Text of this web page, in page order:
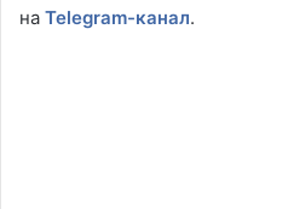
на Telegram-канал.